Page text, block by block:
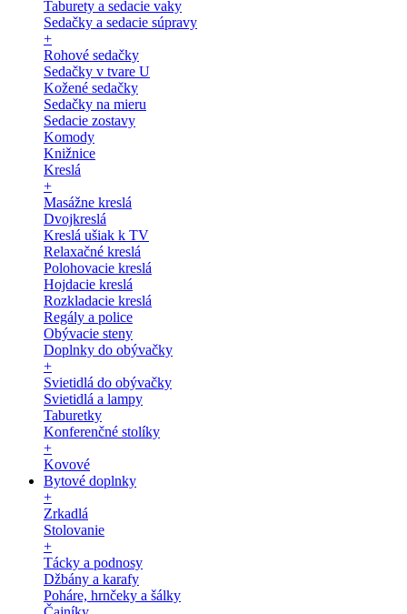
Taburety a sedacie vaky
Sedačky a sedacie súpravy
+
Rohové sedačky
Sedačky v tvare U
Kožené sedačky
Sedačky na mieru
Sedacie zostavy
Komody
Knižnice
Kreslá
+
Masážne kreslá
Dvojkreslá
Kreslá ušiak k TV
Relaxačné kreslá
Polohovacie kreslá
Hojdacie kreslá
Rozkladacie kreslá
Regály a police
Obývacie steny
Doplnky do obývačky
+
Svietidlá do obývačky
Svietidlá a lampy
Taburetky
Konferenčné stolíky
+
Kovové
Bytové doplnky
+
Zrkadlá
Stolovanie
+
Tácky a podnosy
Džbány a karafy
Poháre, hrnčeky a šálky